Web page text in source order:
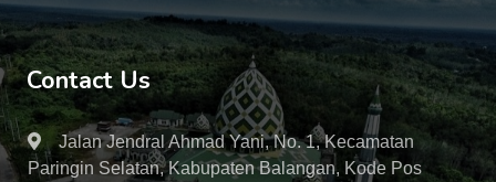
Contact Us
Jalan Jendral Ahmad Yani, No. 1, Kecamatan
Paringin Selatan, Kabupaten Balangan, Kode Pos